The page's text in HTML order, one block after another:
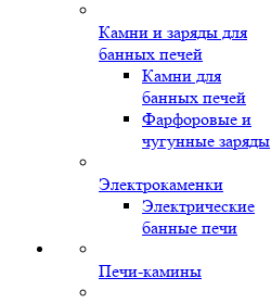
Камни и заряды для
банных печей
Камни для
банных печей
Фарфоровые и
чугунные заряды
Электрокаменки
Электрические
банные печи
Печи-камины